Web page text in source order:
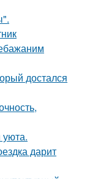
достался
уюта.
дарит